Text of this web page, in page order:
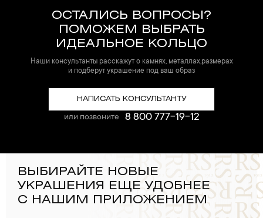
ОСТАЛИСЬ ВОПРОСЫ?
ПОМОЖЕМ ВЫБРАТЬ
ИДЕАЛЬНОЕ КОЛЬЦО
Наши консультанты расскажут о камнях, металлах,размерах
и подберут украшение под ваш образ
НАПИСАТЬ КОНСУЛЬТАНТУ
или позвоните 8 800 777-19-12
ВЫБИРАЙТЕ НОВЫЕ
УКРАШЕНИЯ ЕЩЕ УДОБНЕЕ
С НАШИМ ПРИЛОЖЕНИЕМ